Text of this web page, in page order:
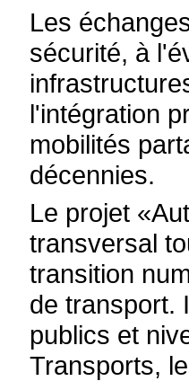
Les
sécurité, à
l'intégration
mobilités
décennies.
Le projet
transversal
transition
de transport.
publics et
Transports,